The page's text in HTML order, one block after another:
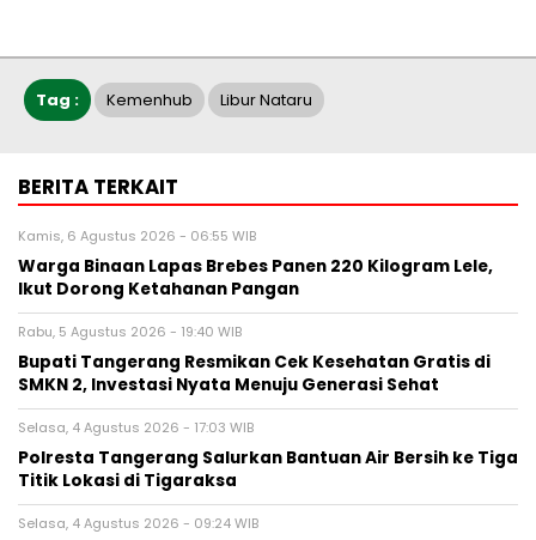
Tag : Kemenhub Libur Nataru
BERITA TERKAIT
Kamis, 6 Agustus 2026 - 06:55 WIB
Warga Binaan Lapas Brebes Panen 220 Kilogram Lele,
Ikut Dorong Ketahanan Pangan
Rabu, 5 Agustus 2026 - 19:40 WIB
‎Bupati Tangerang Resmikan Cek Kesehatan Gratis di
SMKN 2, Investasi Nyata Menuju Generasi Sehat
Selasa, 4 Agustus 2026 - 17:03 WIB
Polresta Tangerang Salurkan Bantuan Air Bersih ke Tiga
Titik Lokasi di Tigaraksa
Selasa, 4 Agustus 2026 - 09:24 WIB